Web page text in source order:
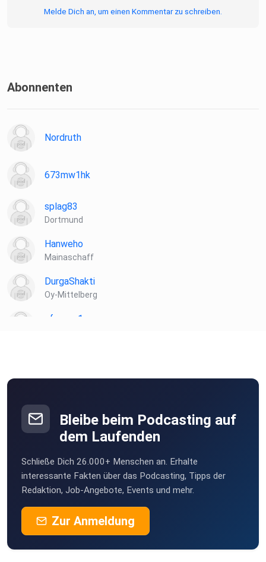
Melde Dich an, um einen Kommentar zu schreiben.
Abonnenten
Nordruth
673mw1hk
splag83
Dortmund
Hanweho
Mainaschaff
DurgaShakti
Oy-Mittelberg
sfsvaaq1
Rocherath
rs8p8grn
Missen
hkw3fwm1
Bleibe beim Podcasting auf
dem Laufenden
Schließe Dich 26.000+ Menschen an. Erhalte
interessante Fakten über das Podcasting, Tipps der
Redaktion, Job-Angebote, Events und mehr.
Zur Anmeldung